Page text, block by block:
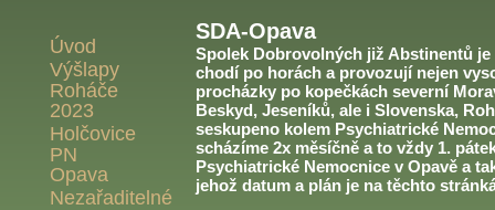
Úvod
Výšlapy
Roháče
2023
Holčovice
PN
Opava
Nezařaditelné
SDA-Opava
Spolek Dobrovolných již Abstinentů
chodí po horách a provozují nejen
procházky po kopečkách severní
Beskyd, Jeseníků, ale i Slovenska,
seskupeno kolem Psychiatrické
scházíme 2x měsíčně a to vždy 1.
Psychiatrické Nemocnice v Opavě a
jehož datum a plán je na těchto